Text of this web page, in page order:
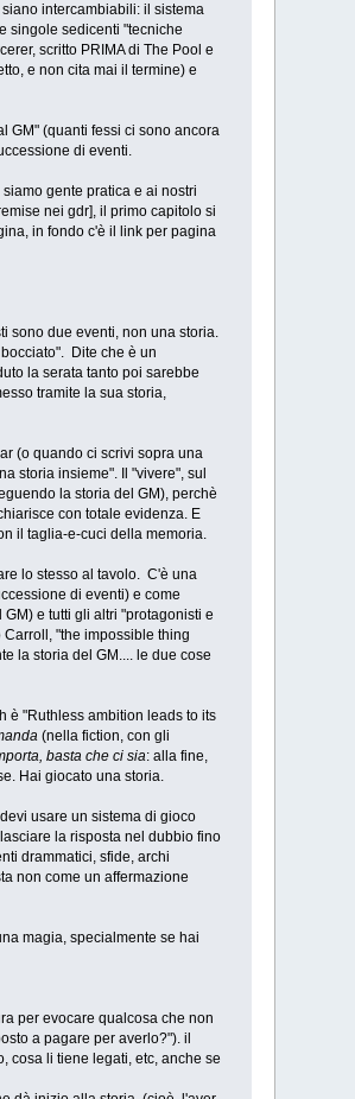
intercambiabili: il sistema
singole sedicenti "tecniche
scritto PRIMA di The Pool e
e non cita mai il termine) e
GM" (quanti fessi ci sono ancora
di eventi.
gente pratica e ai nostri
nei gdr], il primo capitolo si
in fondo c'è il link per pagina
sono due eventi, non una storia.
Dite che è un
la serata tanto poi sarebbe
tramite la sua storia,
(o quando ci scrivi sopra una
storia insieme". Il "vivere", sul
la storia del GM), perchè
con totale evidenza. E
il taglia-e-cuci della memoria.
lo stesso al tavolo. C'è una
di eventi) e come
e tutti gli altri "protagonisti e
"the impossible thing
la storia del GM.... le due cose
è "Ruthless ambition leads to its
(nella fiction, con gli
basta che ci sia: alla fine,
Hai giocato una storia.
usare un sistema di gioco
la risposta nel dubbio fino
drammatici, sfide, archi
non come un affermazione
magia, specialmente se hai
per evocare qualcosa che non
a pagare per averlo?"). il
cosa li tiene legati, etc, anche se